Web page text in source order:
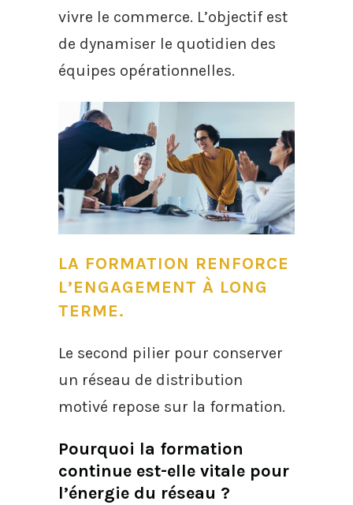
vivre le commerce. L’objectif est
de dynamiser le quotidien des
équipes opérationnelles.
LA FORMATION RENFORCE
L’ENGAGEMENT À LONG
TERME.
Le second pilier pour conserver
un réseau de distribution
motivé repose sur la formation.
Pourquoi la formation
continue est-elle vitale pour
l’énergie du réseau ?